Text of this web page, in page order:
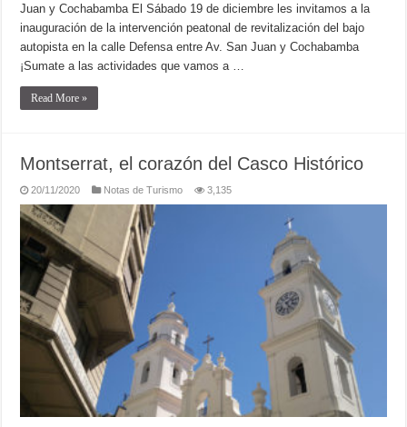
Juan y Cochabamba El Sábado 19 de diciembre les invitamos a la
inauguración de la intervención peatonal de revitalización del bajo
autopista en la calle Defensa entre Av. San Juan y Cochabamba
¡Sumate a las actividades que vamos a …
Read More »
Montserrat, el corazón del Casco Histórico
20/11/2020 Notas de Turismo 3,135